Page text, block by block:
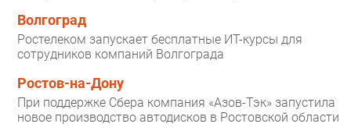
Волгоград
Ростелеком запускает бесплатные ИТ-курсы для
сотрудников компаний Волгограда
Ростов-на-Дону
При поддержке Сбера компания «Азов-Тэк» запустила
новое производство автодисков в Ростовской области